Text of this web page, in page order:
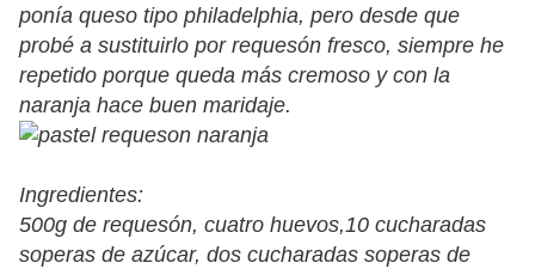
ponía queso tipo philadelphia, pero desde que
probé a sustituirlo por requesón fresco, siempre he
repetido porque queda más cremoso y con la
naranja hace buen maridaje.
Ingredientes:
500g de requesón, cuatro huevos,10 cucharadas
soperas de azúcar, dos cucharadas soperas de